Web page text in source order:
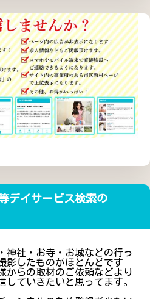
デイサービス検索の
神社・お寺・お城などの行っ
影したものがほとんどです
からの取材のご依頼などより
していきたいと思ってます。